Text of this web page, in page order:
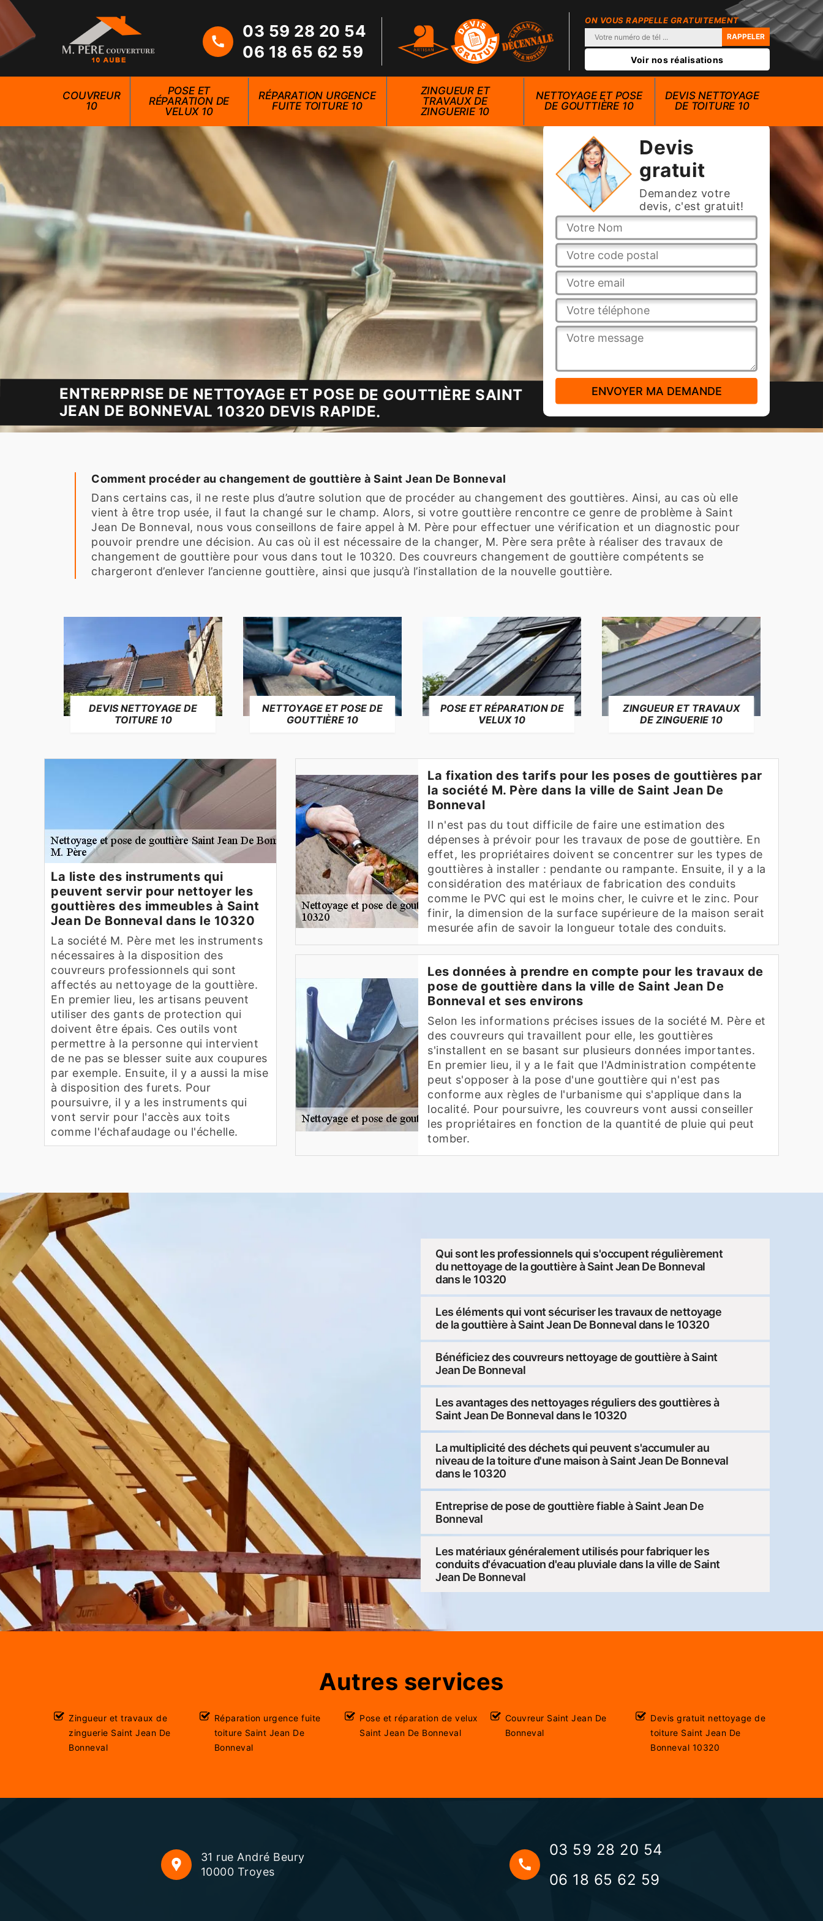
03 59 28 20 54
06 18 65 62 59
ON VOUS RAPPELLE GRATUITEMENT
Voir nos réalisations
COUVREUR
10
POSE ET
RÉPARATION DE
VELUX 10
RÉPARATION URGENCE
FUITE TOITURE 10
ZINGUEUR ET
TRAVAUX DE
ZINGUERIE 10
NETTOYAGE ET POSE
DE GOUTTIÈRE 10
DEVIS NETTOYAGE
DE TOITURE 10
Devis
gratuit
Demandez votre
devis, c'est gratuit!
ENTRERPRISE DE NETTOYAGE ET POSE DE GOUTTIÈRE SAINT
JEAN DE BONNEVAL 10320 DEVIS RAPIDE.
Comment procéder au changement de gouttière à Saint Jean De Bonneval
Dans certains cas, il ne reste plus d’autre solution que de procéder au changement des gouttières. Ainsi, au cas où elle
vient à être trop usée, il faut la changé sur le champ. Alors, si votre gouttière rencontre ce genre de problème à Saint
Jean De Bonneval, nous vous conseillons de faire appel à M. Père pour effectuer une vérification et un diagnostic pour
pouvoir prendre une décision. Au cas où il est nécessaire de la changer, M. Père sera prête à réaliser des travaux de
changement de gouttière pour vous dans tout le 10320. Des couvreurs changement de gouttière compétents se
chargeront d’enlever l’ancienne gouttière, ainsi que jusqu’à l’installation de la nouvelle gouttière.
DEVIS NETTOYAGE DE
TOITURE 10
NETTOYAGE ET POSE DE
GOUTTIÈRE 10
POSE ET RÉPARATION DE
VELUX 10
ZINGUEUR ET TRAVAUX
DE ZINGUERIE 10
La liste des instruments qui
peuvent servir pour nettoyer les
gouttières des immeubles à Saint
Jean De Bonneval dans le 10320
La société M. Père met les instruments
nécessaires à la disposition des
couvreurs professionnels qui sont
affectés au nettoyage de la gouttière.
En premier lieu, les artisans peuvent
utiliser des gants de protection qui
doivent être épais. Ces outils vont
permettre à la personne qui intervient
de ne pas se blesser suite aux coupures
par exemple. Ensuite, il y a aussi la mise
à disposition des furets. Pour
poursuivre, il y a les instruments qui
vont servir pour l'accès aux toits
comme l'échafaudage ou l'échelle.
La fixation des tarifs pour les poses de gouttières par
la société M. Père dans la ville de Saint Jean De
Bonneval
Il n'est pas du tout difficile de faire une estimation des
dépenses à prévoir pour les travaux de pose de gouttière. En
effet, les propriétaires doivent se concentrer sur les types de
gouttières à installer : pendante ou rampante. Ensuite, il y a la
considération des matériaux de fabrication des conduits
comme le PVC qui est le moins cher, le cuivre et le zinc. Pour
finir, la dimension de la surface supérieure de la maison serait
mesurée afin de savoir la longueur totale des conduits.
Les données à prendre en compte pour les travaux de
pose de gouttière dans la ville de Saint Jean De
Bonneval et ses environs
Selon les informations précises issues de la société M. Père et
des couvreurs qui travaillent pour elle, les gouttières
s'installent en se basant sur plusieurs données importantes.
En premier lieu, il y a le fait que l'Administration compétente
peut s'opposer à la pose d'une gouttière qui n'est pas
conforme aux règles de l'urbanisme qui s'applique dans la
localité. Pour poursuivre, les couvreurs vont aussi conseiller
les propriétaires en fonction de la quantité de pluie qui peut
tomber.
Qui sont les professionnels qui s'occupent régulièrement
du nettoyage de la gouttière à Saint Jean De Bonneval
dans le 10320
Les éléments qui vont sécuriser les travaux de nettoyage
de la gouttière à Saint Jean De Bonneval dans le 10320
Bénéficiez des couvreurs nettoyage de gouttière à Saint
Jean De Bonneval
Les avantages des nettoyages réguliers des gouttières à
Saint Jean De Bonneval dans le 10320
La multiplicité des déchets qui peuvent s'accumuler au
niveau de la toiture d'une maison à Saint Jean De Bonneval
dans le 10320
Entreprise de pose de gouttière fiable à Saint Jean De
Bonneval
Les matériaux généralement utilisés pour fabriquer les
conduits d'évacuation d'eau pluviale dans la ville de Saint
Jean De Bonneval
Autres services
Zingueur et travaux de
zinguerie Saint Jean De
Bonneval
Réparation urgence fuite
toiture Saint Jean De
Bonneval
Pose et réparation de velux
Saint Jean De Bonneval
Couvreur Saint Jean De
Bonneval
Devis gratuit nettoyage de
toiture Saint Jean De
Bonneval 10320
31 rue André Beury
10000 Troyes
03 59 28 20 54
06 18 65 62 59